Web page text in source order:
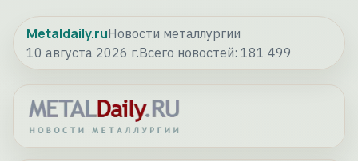
Metaldaily.ruНовости металлургии
10 августа 2026 г.Всего новостей: 181 499